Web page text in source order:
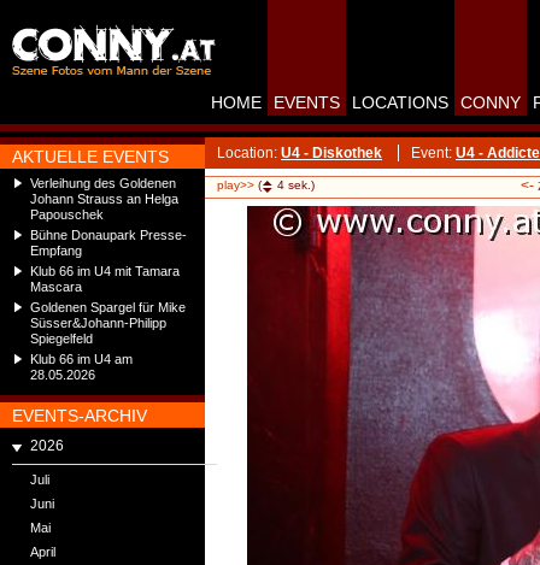
AKTUELLE EVENTS
Verleihung des Goldenen
Johann Strauss an Helga
Papouschek
Bühne Donaupark Presse-
Empfang
Klub 66 im U4 mit Tamara
Mascara
Goldenen Spargel für Mike
Süsser&Johann-Philipp
Spiegelfeld
Klub 66 im U4 am
28.05.2026
EVENTS-ARCHIV
2026
Juli
Juni
Mai
April
HOME EVENTS LOCATIONS CONNY
Location: U4 - Diskothek Event: U4 -
play>> ( 4 sek.) <-